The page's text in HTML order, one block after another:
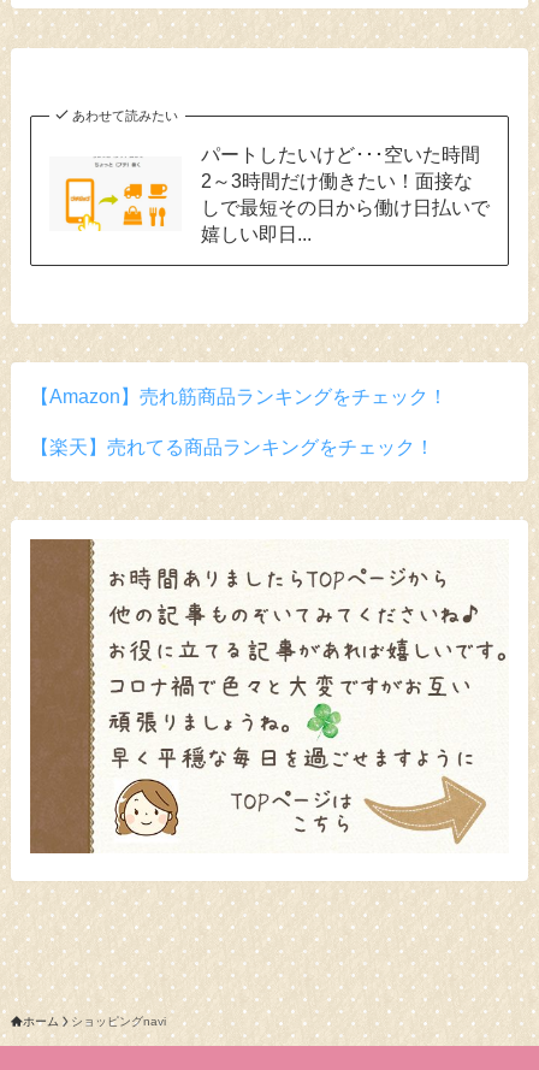
あわせて読みたい
パートしたいけど･･･空いた時間
2～3時間だけ働きたい！面接な
しで最短その日から働け日払いで
嬉しい即日...
【Amazon】売れ筋商品ランキングをチェック！
【楽天】売れてる商品ランキングをチェック！
ホーム ショッピングnavi